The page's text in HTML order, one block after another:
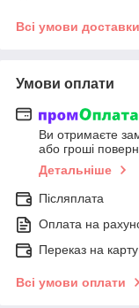
Всі умови доставки
Умови оплати
Ви отримаєте
або гроші
Детальніше
Післяплата
Оплата на
Переказ на
Всі умови оплати